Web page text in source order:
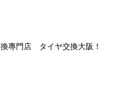
專門店 タイヤ交換大阪！